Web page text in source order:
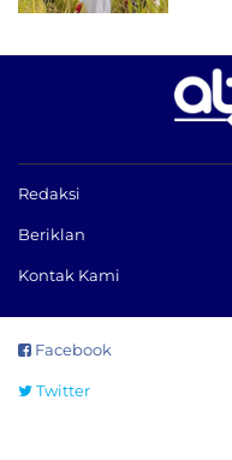
Redaksi
Beriklan
Kontak Kami
Facebook
Twitter